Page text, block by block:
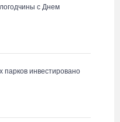
с Днем
парков инвестировано